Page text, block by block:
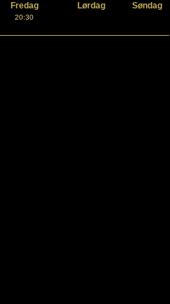
Fredag Lørdag Søndag
20:30